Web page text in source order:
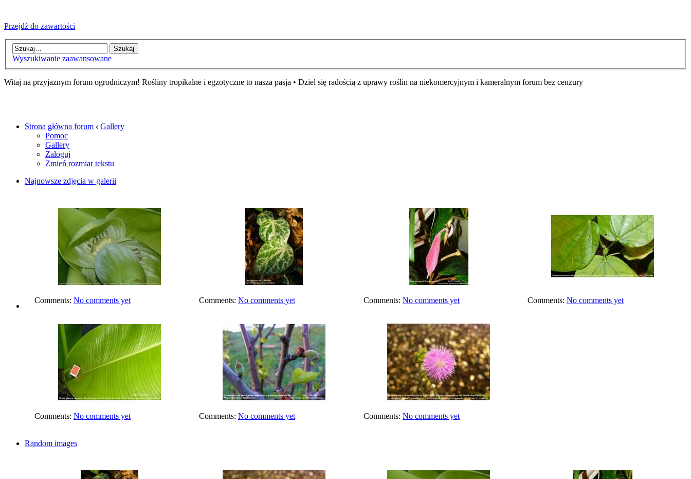
Przejdź do zawartości
Wyszukiwanie zaawansowane
Witaj na przyjaznym forum ogrodniczym! Rośliny tropikalne i egzotyczne to nasza pasja • Dziel się radością z uprawy roślin na niekomercyjnym i kameralnym forum bez cenzury
Strona główna forum ‹ Gallery
Pomoc
Gallery
Zaloguj
Zmień rozmiar tekstu
Najnowsze zdjęcia w galerii
Comments: No comments yet Comments: No comments yet Comments: No comments yet Comments: No comments yet
Comments: No comments yet Comments: No comments yet Comments: No comments yet
Random images